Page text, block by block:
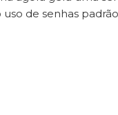
de senhas